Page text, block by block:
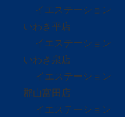
イエステーション
いわき平店
イエステーション
いわき泉店
イエステーション
郡山富田店
イエステーション